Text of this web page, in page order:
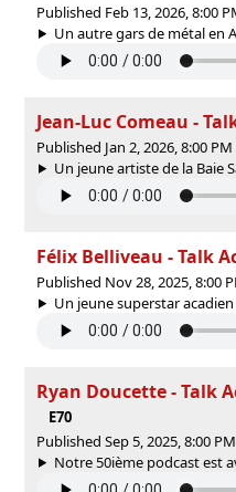
Published Feb 13, 2026, 8:00
Un autre gars de métal en
Jean-Luc Comeau -
Published Jan 2, 2026, 8:00 PM
Un jeune artiste de la Baie
Félix Belliveau - Talk
Published Nov 28, 2025, 8:00
Un jeune superstar
Ryan Doucette - Talk
E70
Published Sep 5, 2025, 8:00
Notre 50ième podcast est